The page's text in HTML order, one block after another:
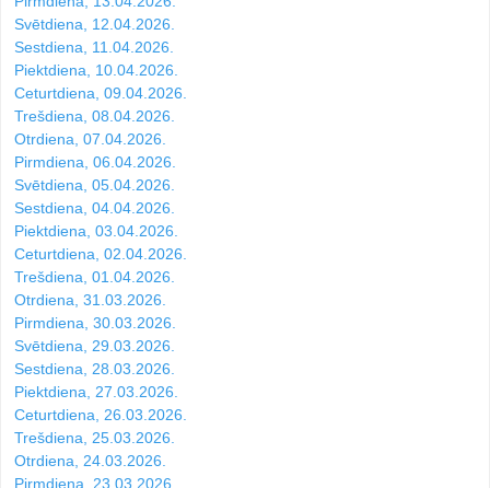
Svētdiena, 12.04.2026.
Sestdiena, 11.04.2026.
Piektdiena, 10.04.2026.
Ceturtdiena, 09.04.2026.
Trešdiena, 08.04.2026.
Otrdiena, 07.04.2026.
Pirmdiena, 06.04.2026.
Svētdiena, 05.04.2026.
Sestdiena, 04.04.2026.
Piektdiena, 03.04.2026.
Ceturtdiena, 02.04.2026.
Trešdiena, 01.04.2026.
Otrdiena, 31.03.2026.
Pirmdiena, 30.03.2026.
Svētdiena, 29.03.2026.
Sestdiena, 28.03.2026.
Piektdiena, 27.03.2026.
Ceturtdiena, 26.03.2026.
Trešdiena, 25.03.2026.
Otrdiena, 24.03.2026.
Pirmdiena, 23.03.2026.